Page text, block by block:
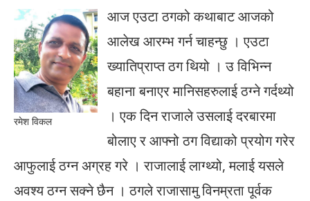
रमेश विकल
आज एउटा ठगको कथाबाट आजको
आलेख आरम्भ गर्न चाहन्छु । एउटा
ख्यातिप्राप्त ठग थियो । उ विभिन्न
बहाना बनाएर मानिसहरुलाई ठग्ने गर्दथ्यो
। एक दिन राजाले उसलाई दरबारमा
बोलाए र आफ्नो ठग विद्याको प्रयोग गरेर
आफुलाई ठग्न अग्रह गरे । राजालाई लाग्थ्यो, मलाई यसले
अवश्य ठग्न सक्ने छैन । ठगले राजासामु विनम्रता पूर्वक